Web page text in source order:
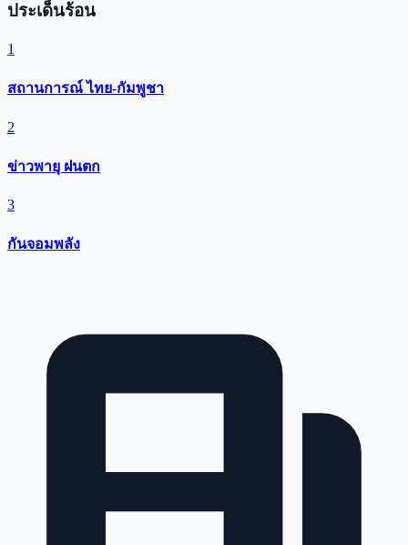
ประเด็นร้อน
1
สถานการณ์ ไทย-กัมพูชา
2
ข่าวพายุ ฝนตก
3
กันจอมพลัง